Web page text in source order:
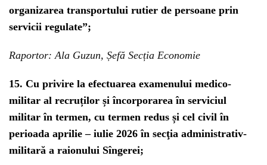
organizarea transportului rutier de persoane prin
servicii regulate”;
Raportor: Ala Guzun, Șefă Secția Economie
15. Cu privire la efectuarea examenului medico-
militar al recruților și încorporarea în serviciul
militar în termen, cu termen redus și cel civil în
perioada aprilie – iulie 2026 în secţia administrativ-
militară a raionului Sîngerei;